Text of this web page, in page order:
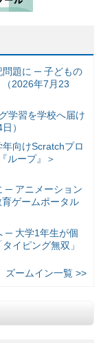
問題に ─ 子どもの
2026年7月23
学習を学校へ届け
）
向けScratchプロ
ループ』＞
─ アニメーション
ゲームポータル
─ 大学1年生が個
イピング無双」
ズームイン一覧 >>